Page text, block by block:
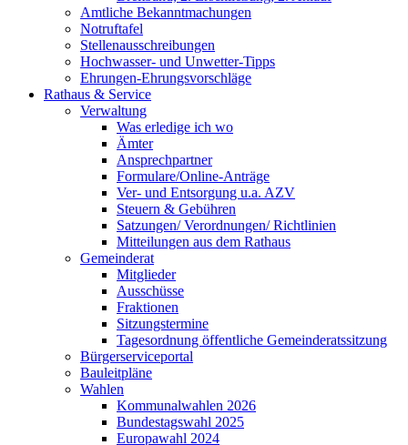
Amtliche Bekanntmachungen
Notruftafel
Stellenausschreibungen
Hochwasser- und Unwetter-Tipps
Ehrungen-Ehrungsvorschläge
Rathaus & Service
Verwaltung
Was erledige ich wo
Ämter
Ansprechpartner
Formulare/Online-Anträge
Ver- und Entsorgung u.a. AZV
Steuern & Gebühren
Satzungen/ Verordnungen/ Richtlinien
Mitteilungen aus dem Rathaus
Gemeinderat
Mitglieder
Ausschüsse
Fraktionen
Sitzungstermine
Tagesordnung öffentliche Gemeinderatssitzung
Bürgerserviceportal
Bauleitpläne
Wahlen
Kommunalwahlen 2026
Bundestagswahl 2025
Europawahl 2024